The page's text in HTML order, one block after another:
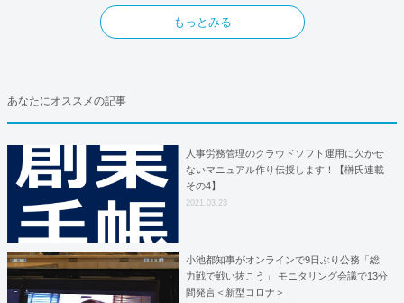
もっとみる
あなたにオススメの記事
人事労務管理のクラウドソフト運用に欠かせ
ないマニュアル作り伝授します！【榊氏連載
その4】
2021.03.23
小池都知事がオンラインで9日ぶり公務「総
力戦で戦い抜こう」 モニタリング会議で13分
間発言＜新型コロナ＞